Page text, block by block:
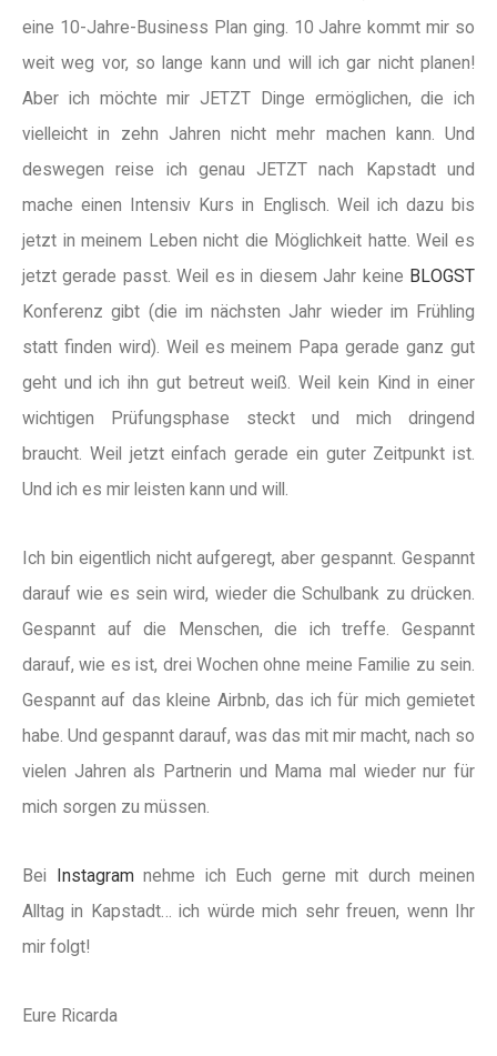
eine 10-Jahre-Business Plan ging. 10 Jahre kommt mir so
weit weg vor, so lange kann und will ich gar nicht planen!
Aber ich möchte mir JETZT Dinge ermöglichen, die ich
vielleicht in zehn Jahren nicht mehr machen kann. Und
deswegen reise ich genau JETZT nach Kapstadt und
mache einen Intensiv Kurs in Englisch. Weil ich dazu bis
jetzt in meinem Leben nicht die Möglichkeit hatte. Weil es
jetzt gerade passt. Weil es in diesem Jahr keine BLOGST
Konferenz gibt (die im nächsten Jahr wieder im Frühling
statt finden wird). Weil es meinem Papa gerade ganz gut
geht und ich ihn gut betreut weiß. Weil kein Kind in einer
wichtigen Prüfungsphase steckt und mich dringend
braucht. Weil jetzt einfach gerade ein guter Zeitpunkt ist.
Und ich es mir leisten kann und will.
Ich bin eigentlich nicht aufgeregt, aber gespannt. Gespannt
darauf wie es sein wird, wieder die Schulbank zu drücken.
Gespannt auf die Menschen, die ich treffe. Gespannt
darauf, wie es ist, drei Wochen ohne meine Familie zu sein.
Gespannt auf das kleine Airbnb, das ich für mich gemietet
habe. Und gespannt darauf, was das mit mir macht, nach so
vielen Jahren als Partnerin und Mama mal wieder nur für
mich sorgen zu müssen.
Bei Instagram nehme ich Euch gerne mit durch meinen
Alltag in Kapstadt… ich würde mich sehr freuen, wenn Ihr
mir folgt!
Eure Ricarda